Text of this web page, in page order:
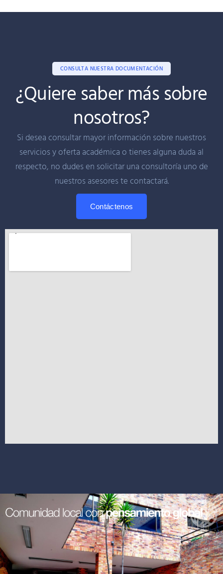
CONSULTA NUESTRA DOCUMENTACIÓN
¿Quiere saber más sobre
nosotros?
Si desea consultar mayor información sobre nuestros
servicios y oferta académica o tienes alguna duda al
respecto, no dudes en solicitar una consultoría uno de
nuestros asesores te contactará.
Contáctenos